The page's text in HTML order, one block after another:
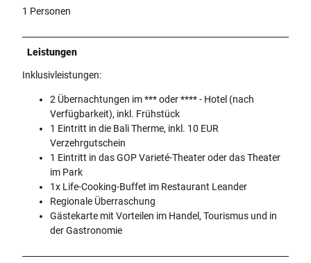
1 Personen
Leistungen
Inklusivleistungen:
2 Übernachtungen im *** oder **** - Hotel (nach
Verfügbarkeit), inkl. Frühstück
1 Eintritt in die Bali Therme, inkl. 10 EUR
Verzehrgutschein
1 Eintritt in das GOP Varieté-Theater oder das Theater
im Park
1x Life-Cooking-Buffet im Restaurant Leander
Regionale Überraschung
Gästekarte mit Vorteilen im Handel, Tourismus und in
der Gastronomie